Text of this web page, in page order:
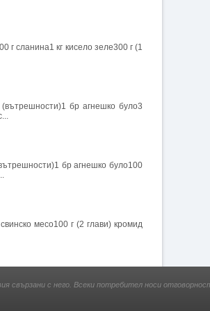
г сланина1 кг кисело зеле300 г (1
бр агнешко було3
бр агнешко було100
месо100 г (2 глави) кромид
свързани с него. Всеки потребител носи